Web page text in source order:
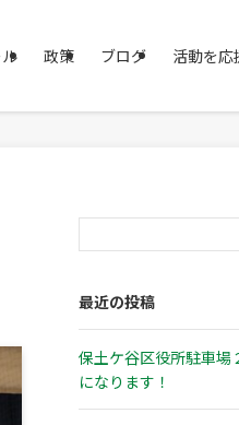
政策 ブログ 活動を応
最近の投稿
保土ケ谷区役所駐車場
になります！